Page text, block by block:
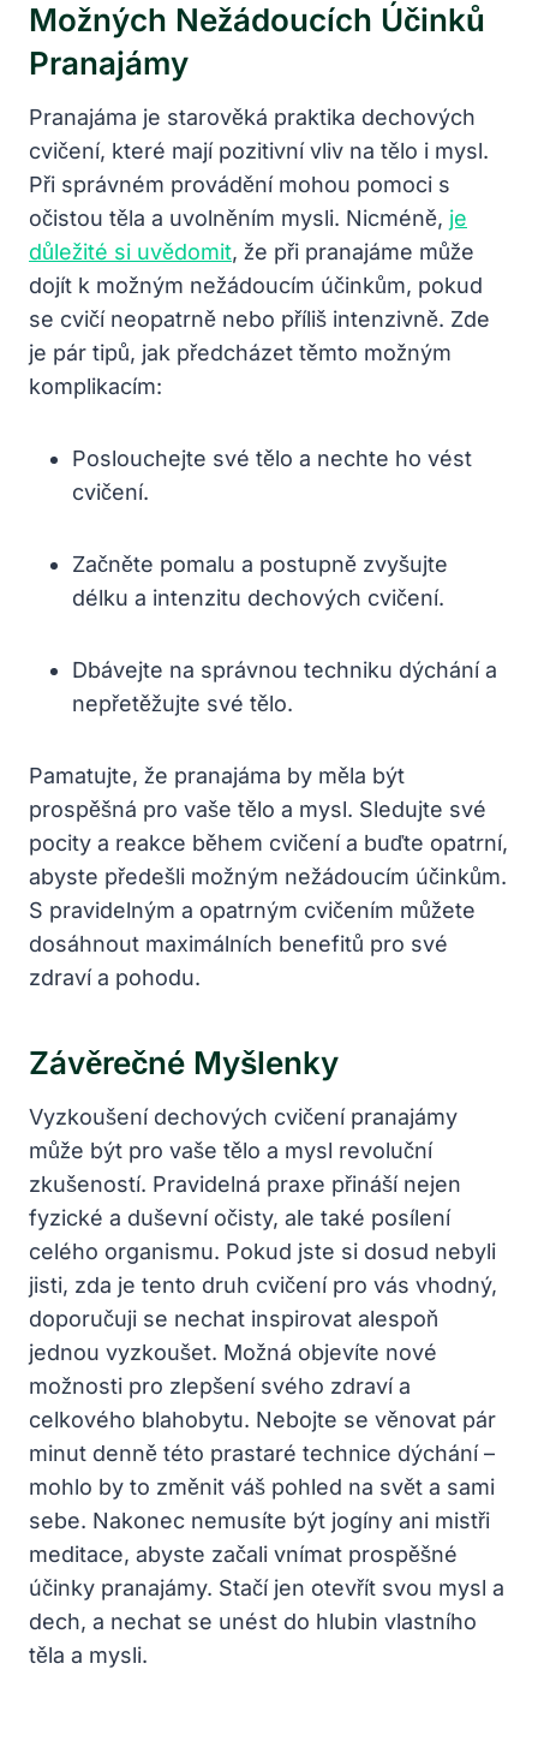
Možných Nežádoucích Účinků
Pranajámy
Pranajáma je starověká praktika dechových
cvičení, které mají pozitivní vliv na tělo i mysl.
Při správném provádění mohou pomoci s
očistou těla a uvolněním mysli. Nicméně, je
důležité si uvědomit, že při pranajáme může
dojít k možným nežádoucím účinkům, pokud
se cvičí neopatrně nebo příliš intenzivně. Zde
je pár tipů, jak předcházet těmto možným
komplikacím:
Poslouchejte své tělo a nechte ho vést
cvičení.
Začněte pomalu a postupně zvyšujte
délku a intenzitu dechových cvičení.
Dbávejte na správnou techniku dýchání a
nepřetěžujte své tělo.
Pamatujte, že pranajáma by měla být
prospěšná pro vaše tělo a mysl. Sledujte své
pocity a reakce během cvičení a buďte opatrní,
abyste předešli možným nežádoucím účinkům.
S pravidelným a opatrným cvičením můžete
dosáhnout maximálních benefitů pro své
zdraví a pohodu.
Závěrečné Myšlenky
Vyzkoušení dechových cvičení pranajámy
může být pro vaše tělo a mysl revoluční
zkušeností. Pravidelná praxe přináší nejen
fyzické a duševní očisty, ale také posílení
celého organismu. Pokud jste si dosud nebyli
jisti, zda je tento druh cvičení pro vás vhodný,
doporučuji se nechat inspirovat alespoň
jednou vyzkoušet. Možná objevíte nové
možnosti pro zlepšení svého zdraví a
celkového blahobytu. Nebojte se věnovat pár
minut denně této prastaré technice dýchání –
mohlo by to změnit váš pohled na svět a sami
sebe. Nakonec nemusíte být jogíny ani mistři
meditace, abyste začali vnímat prospěšné
účinky pranajámy. Stačí jen otevřít svou mysl a
dech, a nechat se unést do hlubin vlastního
těla a mysli.